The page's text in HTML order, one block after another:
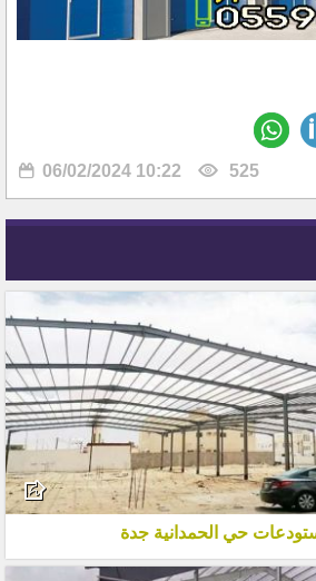
06/02/2024 10:22 525
حي الحمدانية جدة